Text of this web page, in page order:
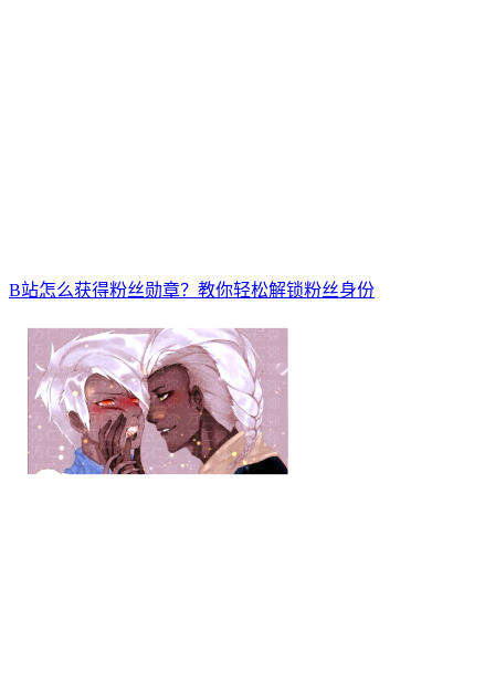
B站怎么获得粉丝勋章？教你轻松解锁粉丝身份